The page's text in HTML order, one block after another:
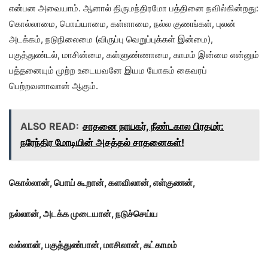
என்பன அவையாம். ஆனால் திருமந்திரமோ பத்தினை நவில்கின்றது:
கொல்லாமை, பொய்யாமை, கள்ளாமை, நல்ல குணங்கள், புலன்
அடக்கம், நடுநிலைமை (விருப்பு வெறுப்புக்கள் இன்மை),
பகுத்துண்டல், மாசின்மை, கள்ளுண்ணாமை, காமம் இன்மை என்னும்
பத்தனையும் முற்ற உடையவனே இயம யோகம் கைவரப்
பெற்றவனாவான் ஆகும்.
ALSO READ: சாதனை நாயகர், நீண்டகால பிரதமர்:
நரேந்திர மோடியின் அசத்தல் சாதனைகள்!
கொல்லான், பொய் கூறான், களவிலான், எள்குணன்,
நல்லான், அடக்க முடையான், நடுச்செய்ய
வல்லான், பகுத்துண்பான், மாசிலான், கட்காமம்